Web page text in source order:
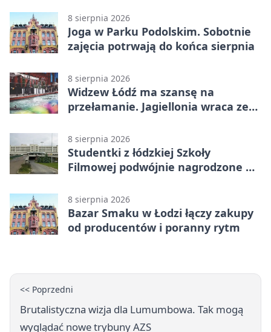
8 sierpnia 2026
Joga w Parku Podolskim. Sobotnie
zajęcia potrwają do końca sierpnia
8 sierpnia 2026
Widzew Łódź ma szansę na
przełamanie. Jagiellonia wraca ze
8 sierpnia 2026
Studentki z łódzkiej Szkoły
Filmowej podwójnie nagrodzone na
8 sierpnia 2026
Bazar Smaku w Łodzi łączy zakupy
od producentów i poranny rytm
<< Poprzedni
Brutalistyczna wizja dla Lumumbowa. Tak mogą
wyglądać nowe trybuny AZS